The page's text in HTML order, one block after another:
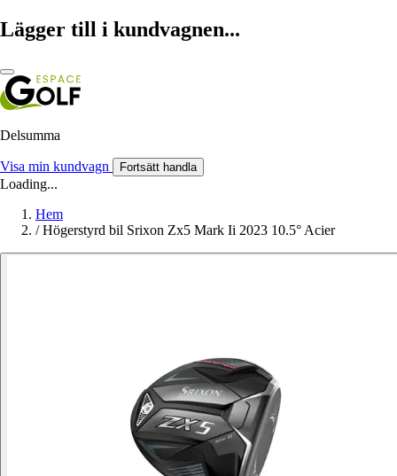
Lägger till i kundvagnen...
Delsumma
Visa min kundvagn Fortsätt handla
Loading...
Hem
/ Högerstyrd bil Srixon Zx5 Mark Ii 2023 10.5° Acier